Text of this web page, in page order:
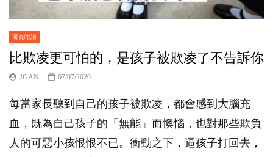
研究咁講
比欺凌更可怕的，是孩子被欺凌了不告訴你
JOAN 07/07/2020
每當家長聽到自己的孩子被欺凌，都會感到大腦充
血，既為自己孩子的「無能」而懊惱，也對那些欺負
人的可惡小孩恨恨不已。衝動之下，逼孩子打回去，